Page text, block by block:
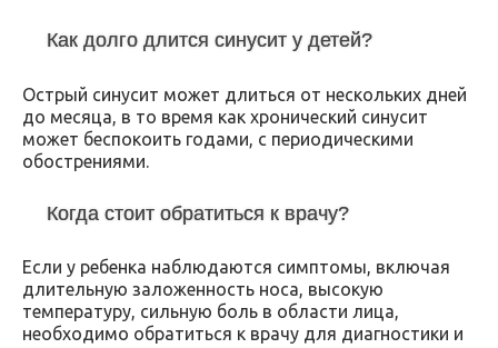
Как долго длится синусит у детей?
Острый синусит может длиться от нескольких дней
до месяца, в то время как хронический синусит
может беспокоить годами, с периодическими
обострениями.
Когда стоит обратиться к врачу?
Если у ребенка наблюдаются симптомы, включая
длительную заложенность носа, высокую
температуру, сильную боль в области лица,
необходимо обратиться к врачу для диагностики и